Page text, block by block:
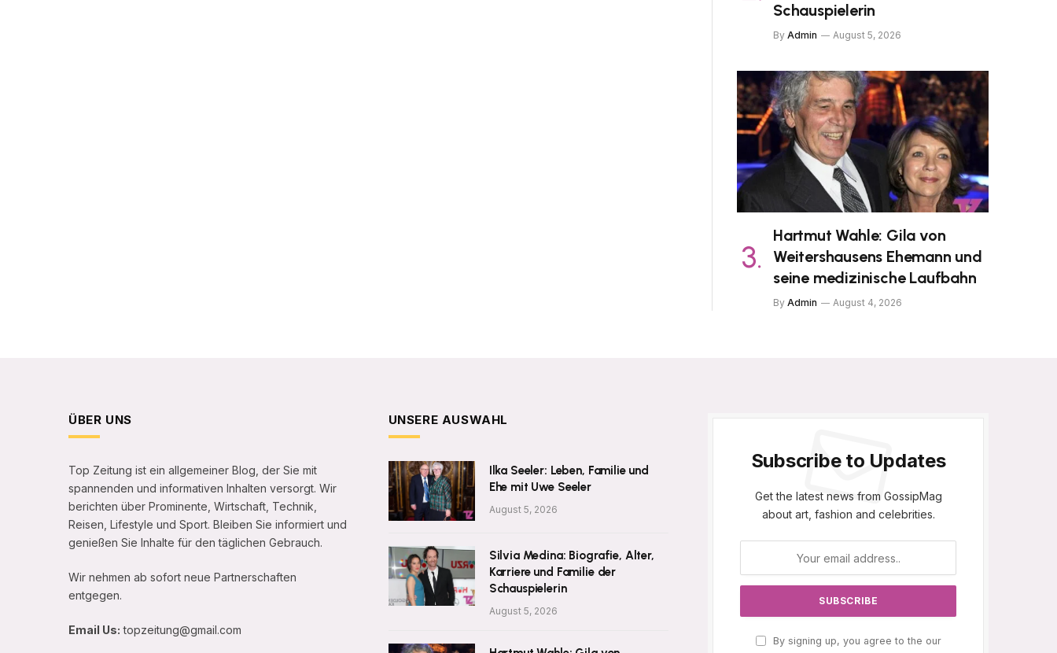
Schauspielerin
By Admin August 5, 2026
Hartmut Wahle: Gila von
Weitershausens Ehemann und
seine medizinische Laufbahn
By Admin August 4, 2026
ÜBER UNS
Top Zeitung ist ein allgemeiner Blog, der Sie mit
spannenden und informativen Inhalten versorgt. Wir
berichten über Prominente, Wirtschaft, Technik,
Reisen, Lifestyle und Sport. Bleiben Sie informiert und
genießen Sie Inhalte für den täglichen Gebrauch.
Wir nehmen ab sofort neue Partnerschaften
entgegen.
Email Us: topzeitung@gmail.com
UNSERE AUSWAHL
Ilka Seeler: Leben, Familie und
Ehe mit Uwe Seeler
August 5, 2026
Silvia Medina: Biografie, Alter,
Karriere und Familie der
Schauspielerin
August 5, 2026
Subscribe to Updates
Get the latest news from GossipMag
about art, fashion and celebrities.
By signing up, you agree to the our